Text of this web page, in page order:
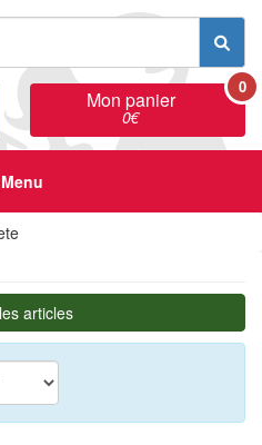
Mon panier
0€
0
Menu
articles